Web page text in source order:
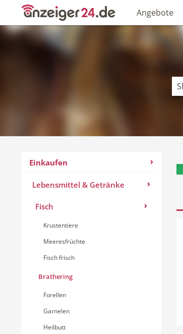
Angebote
Einkaufen
Lebensmittel & Getränke
Fisch
Krustentiere
Meeresfrüchte
Fisch frisch
Brathering
Forellen
Garnelen
Heilbutt